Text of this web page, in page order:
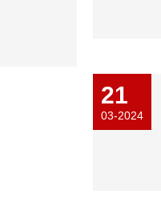
21
03-2024